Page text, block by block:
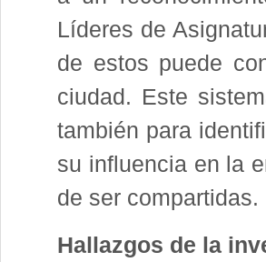
Líderes de
de estos puede
ciudad. Este
también para
su influencia en la
de ser compartidas.
Hallazgos de la